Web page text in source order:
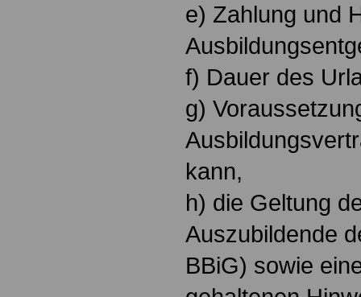
e) Zahlung und
f) Dauer des
g)
kann,
h) die Geltung
Auszubildende
BBiG) sowie